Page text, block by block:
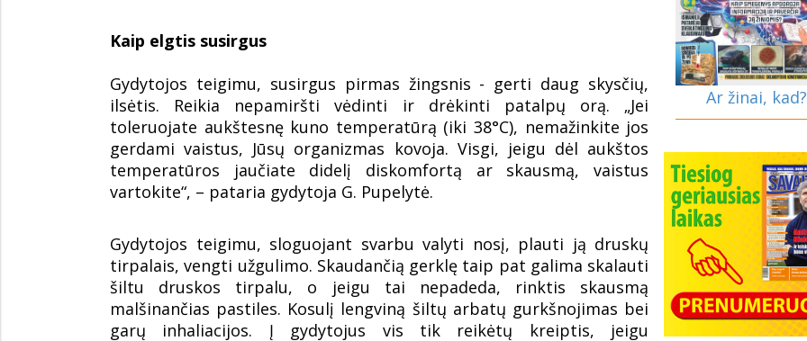
Kaip elgtis susirgus
Gydytojos teigimu, susirgus pirmas žingsnis - gerti daug skysčių,
ilsėtis. Reikia nepamiršti vėdinti ir drėkinti patalpų orą. „Jei
toleruojate aukštesnę kuno temperatūrą (iki 38°C), nemažinkite jos
gerdami vaistus, Jūsų organizmas kovoja. Visgi, jeigu dėl aukštos
temperatūros jaučiate didelį diskomfortą ar skausmą, vaistus
vartokite“, – pataria gydytoja G. Pupelytė.
Gydytojos teigimu, sloguojant svarbu valyti nosį, plauti ją druskų
tirpalais, vengti užgulimo. Skaudančią gerklę taip pat galima skalauti
šiltu druskos tirpalu, o jeigu tai nepadeda, rinktis skausmą
malšinančias pastiles. Kosulį lengviną šiltų arbatų gurkšnojimas bei
garų inhaliacijos. Į gydytojus vis tik reikėtų kreiptis, jeigu
Ar žinai, kad?